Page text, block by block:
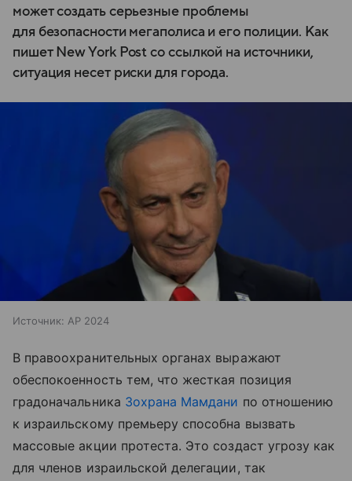
может создать серьезные проблемы
для безопасности мегаполиса и его полиции. Как
пишет New York Post со ссылкой на источники,
ситуация несет риски для города.
Источник: AP 2024
В правоохранительных органах выражают
обеспокоенность тем, что жесткая позиция
градоначальника Зохрана Мамдани по отношению
к израильскому премьеру способна вызвать
массовые акции протеста. Это создаст угрозу как
для членов израильской делегации, так